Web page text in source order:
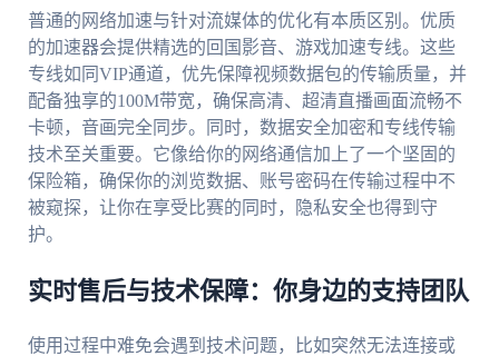
普通的网络加速与针对流媒体的优化有本质区别。优质
的加速器会提供精选的回国影音、游戏加速专线。这些
专线如同VIP通道，优先保障视频数据包的传输质量，并
配备独享的100M带宽，确保高清、超清直播画面流畅不
卡顿，音画完全同步。同时，数据安全加密和专线传输
技术至关重要。它像给你的网络通信加上了一个坚固的
保险箱，确保你的浏览数据、账号密码在传输过程中不
被窥探，让你在享受比赛的同时，隐私安全也得到守
护。
实时售后与技术保障：你身边的支持团队
使用过程中难免会遇到技术问题，比如突然无法连接或